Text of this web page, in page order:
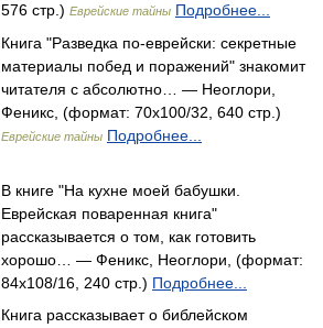
576 стр.) Еврейские тайны Подробнее...
Книга "Разведка по-еврейски: секретные
материалы побед и поражений" знакомит
читателя с абсолютно… — Неоглори,
Феникс, (формат: 70x100/32, 640 стр.)
Еврейские тайны Подробнее...
В книге "На кухне моей бабушки.
Еврейская поваренная книга"
рассказывается о том, как готовить
хорошо… — Феникс, Неоглори, (формат:
84x108/16, 240 стр.) Подробнее...
Книга рассказывает о библейском